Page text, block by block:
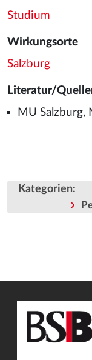
Studium
Wirkungsorte
Salzburg
Literatur/
MU Salzburg,
Kategorien: